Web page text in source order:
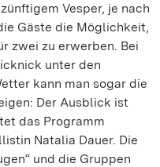
Vesper, je nach
Gäste die Möglichkeit,
zwei zu erwerben. Bei
unter den
kann man sogar die
Der Ausblick ist
das Programm
Natalia Dauer. Die
und die Gruppen